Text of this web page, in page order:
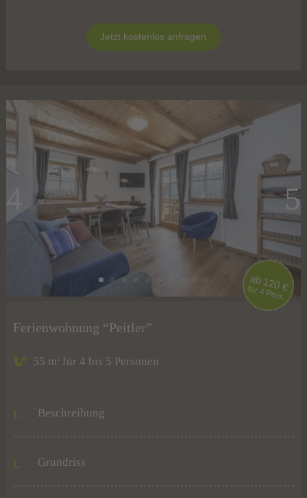
Jetzt kostenlos anfragen
Ferienwohnung “Peitler”
55 m 2 für 4 bis 5 Personen
ab 120 €
für 4 Pers.
Beschreibung
Grundriss